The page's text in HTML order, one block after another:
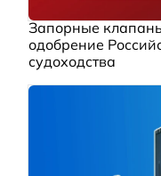
Запорные
одобрение
судоходства